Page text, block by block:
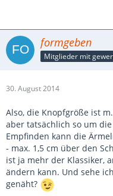
formgeben
30. August 2014
Also, die Knopfgröße ist
aber tatsächlich so um
Empfinden kann die
- max. 1,5 cm über den
ist ja mehr der Klassiker,
ändern kann. Und sehe
genäht?